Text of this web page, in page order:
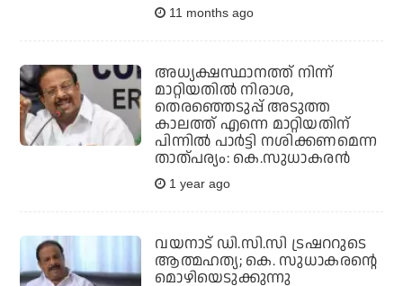
11 months ago
അധ്യക്ഷസ്ഥാനത്ത് നിന്ന്
മാറ്റിയതില്‍ നിരാശ,
തെരഞ്ഞെടുപ്പ് അടുത്ത
കാലത്ത് എന്നെ മാറ്റിയതിന്
പിന്നില്‍ പാര്‍ട്ടി നശിക്കണമെന്ന
താത്പര്യം: കെ.സുധാകരന്‍
1 year ago
വയനാട് ഡി.സി.സി ട്രഷററുടെ
ആത്മഹത്യ; കെ. സുധാകരന്റെ
മൊഴിയെടുക്കുന്നു